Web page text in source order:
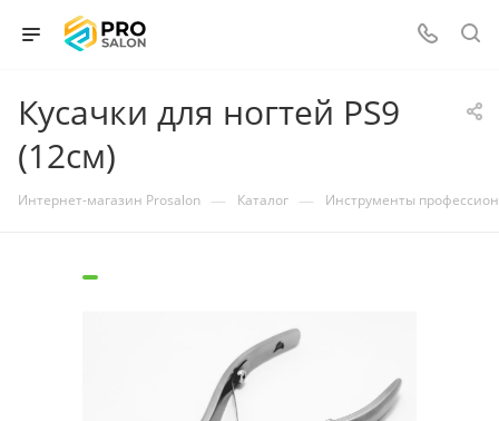
Кусачки для ногтей PS9
(12см)
Интернет-магазин Prosalon — Каталог — Инструменты